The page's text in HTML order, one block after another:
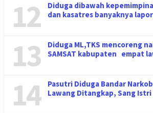
12
Diduga dibawah
dan kasatres banyaknya
13
Diduga ML,TKS mencoreng
SAMSAT kabupaten empat
14
Pasutri Diduga Bandar
Lawang Ditangkap, Sang